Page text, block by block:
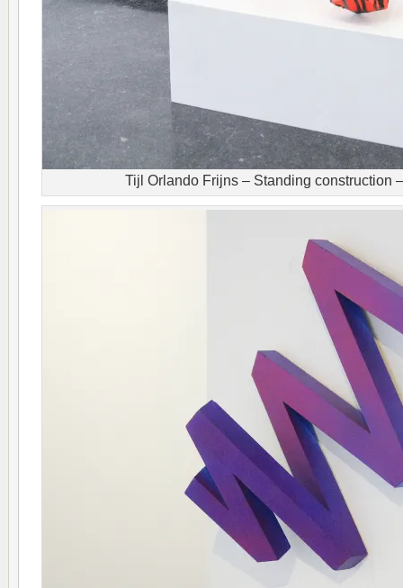
Tijl Orlando Frijns – Standing construction